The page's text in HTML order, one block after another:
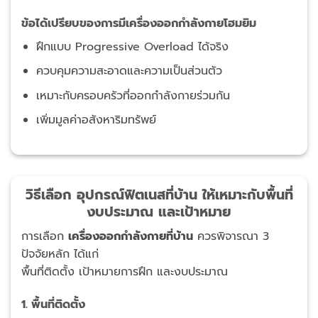
ข้อได้เปรียบของการมีเครื่องออกกำลังกายโฮมยิม
ฝึกแบบ Progressive Overload ได้จริง
ควบคุมความสะอาดและความเป็นส่วนตัว
เหมาะกับครอบครัวที่ออกกำลังกายร่วมกัน
เพิ่มมูลค่าอสังหาริมทรัพย์
วิธีเลือก อุปกรณ์ฟิตเนสที่บ้าน ให้เหมาะกับพื้นที่
งบประมาณ และเป้าหมาย
การเลือก เครื่องออกกำลังกายที่บ้าน ควรพิจารณา 3
ปัจจัยหลัก ได้แก่
พื้นที่ติดตั้ง เป้าหมายการฝึก และงบประมาณ
1. พื้นที่ติดตั้ง